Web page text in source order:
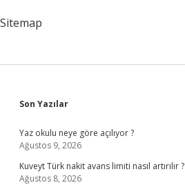
Sitemap
Sidebar
Son Yazılar
Yaz okulu neye göre açılıyor ?
Ağustos 9, 2026
Kuveyt Türk nakit avans limiti nasıl artırılır ?
Ağustos 8, 2026